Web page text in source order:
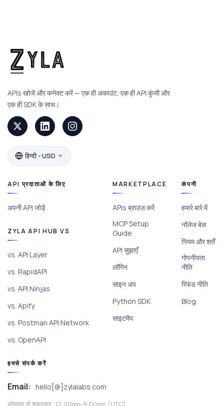
APIs खोजें और कनेक्ट करें — एक ही अकाउंट, एक ही API कुंजी और
एक ही SDK के साथ।
हिन्दी - USD
API प्रदाताओं के लिए
अपनी API जोड़ें
ZYLA API HUB VS
vs. API Layer
vs. RapidAPI
vs. API Ninjas
vs. Apify
vs. Postman API Network
vs. OpenAPI
MARKETPLACE
APIs ब्राउज़ करें
MCP Setup
Guide
API सुझाएँ
लॉगिन
साइन अप
Python SDK
साइटमैप
कंपनी
हमारे बारे में
नॉलेज बेस
नियम और शर्तें
गोपनीयता
नीति
रिफंड नीति
Blog
हमसे संपर्क करें
Email: hello[@]zylalabs.com
सोमवार से शुक्रवार; 12:00pm-9:00pm (UTC).